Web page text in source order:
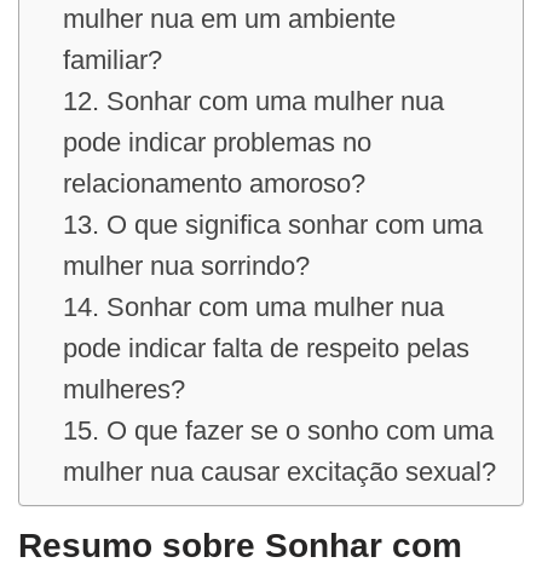
mulher nua em um ambiente
familiar?
12. Sonhar com uma mulher nua
pode indicar problemas no
relacionamento amoroso?
13. O que significa sonhar com uma
mulher nua sorrindo?
14. Sonhar com uma mulher nua
pode indicar falta de respeito pelas
mulheres?
15. O que fazer se o sonho com uma
mulher nua causar excitação sexual?
Resumo sobre Sonhar com